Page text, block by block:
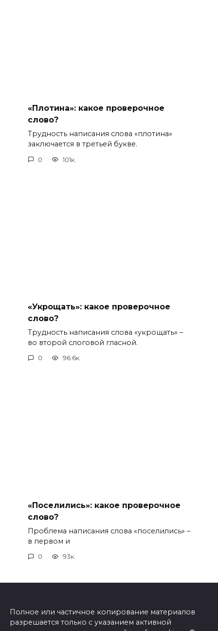
«Плотина»: какое проверочное
слово?
Трудность написания слова «плотина»
заключается в третьей букве.
0 101к.
«Укрощать»: какое проверочное
слово?
Трудность написания слова «укрощать» –
во второй слоговой гласной.
0 96.6к.
«Поселились»: какое проверочное
слово?
Проблема написания слова «поселились» –
в первом и
0 93к.
Полное или частичное копирование материалов
разрешается только с указанием активной